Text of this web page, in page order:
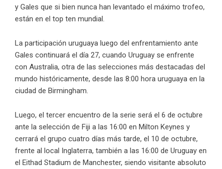
y Gales que si bien nunca han levantado el máximo trofeo,
están en el top ten mundial.
La participación uruguaya luego del enfrentamiento ante
Gales continuará el día 27, cuando Uruguay se enfrente
con Australia, otra de las selecciones más destacadas del
mundo históricamente, desde las 8:00 hora uruguaya en la
ciudad de Birmingham.
Luego, el tercer encuentro de la serie será el 6 de octubre
ante la selección de Fiji a las 16:00 en Milton Keynes y
cerrará el grupo cuatro días más tarde, el 10 de octubre,
frente al local Inglaterra, también a las 16:00 de Uruguay en
el Eithad Stadium de Manchester, siendo visitante absoluto